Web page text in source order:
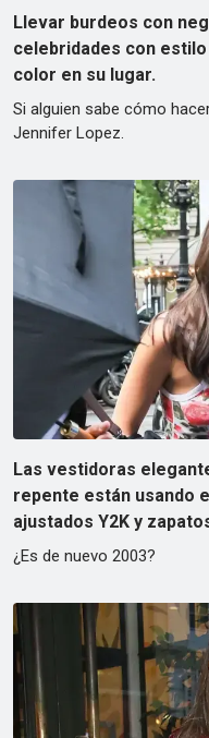
Llevar burdeos con
celebridades con
color en su lugar.
Si alguien sabe cómo
Jennifer Lopez.
Las vestidoras
repente están usando
ajustados Y2K y
¿Es de nuevo 2003?